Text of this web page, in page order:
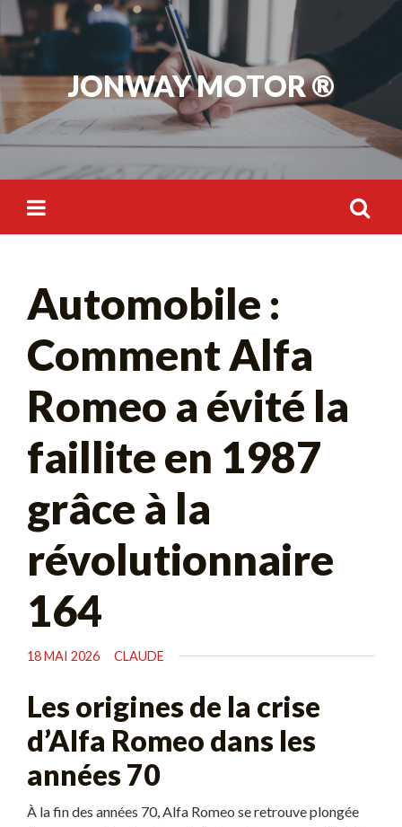
Skip
to
content
JONWAY MOTOR ®
Automobile :
Comment Alfa
Romeo a évité la
faillite en 1987
grâce à la
révolutionnaire
164
18 MAI 2026 CLAUDE
Les origines de la crise
d’Alfa Romeo dans les
années 70
À la fin des années 70, Alfa Romeo se retrouve plongée